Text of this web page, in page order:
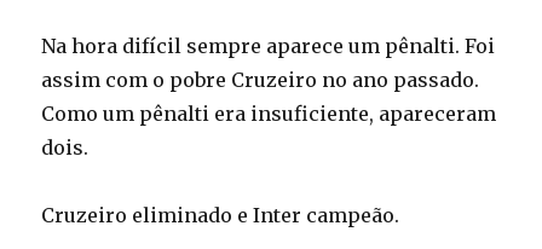
Na hora difícil sempre aparece um pênalti. Foi
assim com o pobre Cruzeiro no ano passado.
Como um pênalti era insuficiente, apareceram
dois.
Cruzeiro eliminado e Inter campeão.